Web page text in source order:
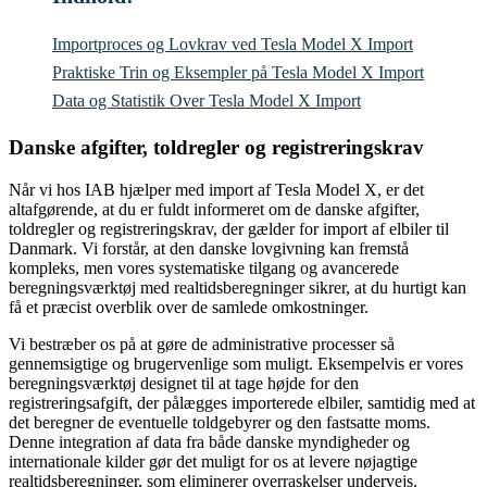
Importproces og Lovkrav ved Tesla Model X Import
Praktiske Trin og Eksempler på Tesla Model X Import
Data og Statistik Over Tesla Model X Import
Danske afgifter, toldregler og registreringskrav
Når vi hos IAB hjælper med import af Tesla Model X, er det
altafgørende, at du er fuldt informeret om de danske afgifter,
toldregler og registreringskrav, der gælder for import af elbiler til
Danmark. Vi forstår, at den danske lovgivning kan fremstå
kompleks, men vores systematiske tilgang og avancerede
beregningsværktøj med realtidsberegninger sikrer, at du hurtigt kan
få et præcist overblik over de samlede omkostninger.
Vi bestræber os på at gøre de administrative processer så
gennemsigtige og brugervenlige som muligt. Eksempelvis er vores
beregningsværktøj designet til at tage højde for den
registreringsafgift, der pålægges importerede elbiler, samtidig med at
det beregner de eventuelle toldgebyrer og den fastsatte moms.
Denne integration af data fra både danske myndigheder og
internationale kilder gør det muligt for os at levere nøjagtige
realtidsberegninger, som eliminerer overraskelser undervejs.